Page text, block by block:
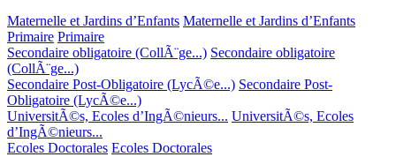
Maternelle et Jardins d’Enfants Maternelle et Jardins d’Enfants
Primaire Primaire
Secondaire obligatoire (CollÃ¨ge...) Secondaire obligatoire
(CollÃ¨ge...)
Secondaire Post-Obligatoire (LycÃ©e...) Secondaire Post-
Obligatoire (LycÃ©e...)
UniversitÃ©s, Ecoles d’IngÃ©nieurs... UniversitÃ©s, Ecoles
d’IngÃ©nieurs...
Ecoles Doctorales Ecoles Doctorales